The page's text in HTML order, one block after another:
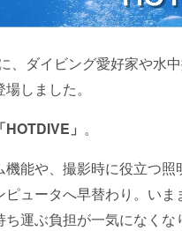
、ダイビング愛好家や水
しました。
「HOTDIVE」 。
機能や、撮影時に役立つ
ピュータへ早替わり。い
運ぶ負担が一気になくな